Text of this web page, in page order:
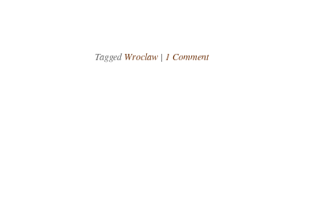
TaggedWroclaw | 1 Comment